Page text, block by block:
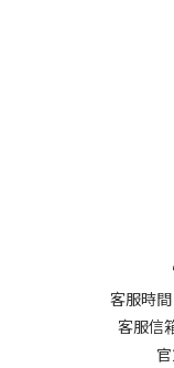
客服時間
客服信